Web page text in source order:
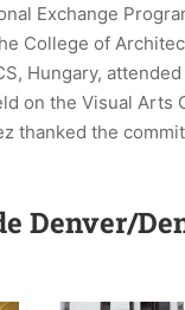
Exchange
College of
Hungary,
on the Visual Arts
thanked the
Denver/